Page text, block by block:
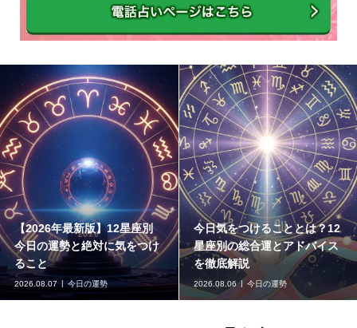
？12
イス
【今日の運勢】あなたの恋愛
運・金運・総合運を今すぐチ
ェックしよう
2026.08.05 今日の運勢
各星座の運勢を発表
をつけることと運気
秘訣まとめ
2026.08.04 今日の運勢